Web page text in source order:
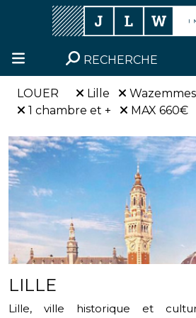
RECHERCHE
LOUER Lille
1 chambre et +
MAX 660€
LILLE
Lille, ville historique et